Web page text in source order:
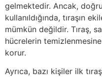
gelmektedir. Ancak,
kullanıldığında, tıraşın
mümkün değildir. Tıraş,
hücrelerin temizlenmesine
korur.
Ayrıca, bazı kişiler ilk